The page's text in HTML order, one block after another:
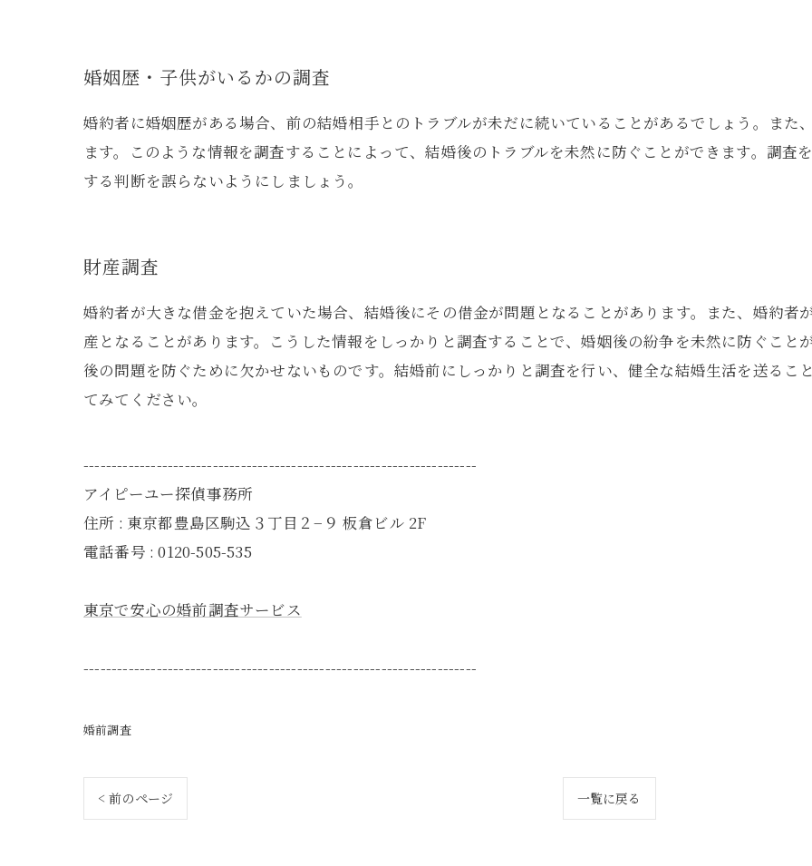
婚姻歴・子供がいるかの調査
婚約者に婚姻歴がある場合、前の結婚相手とのトラブルが未だに続いていることがあるでしょう。また
ます。このような情報を調査することによって、結婚後のトラブルを未然に防ぐことができます。調査
する判断を誤らないようにしましょう。
財産調査
婚約者が大きな借金を抱えていた場合、結婚後にその借金が問題となることがあります。また、婚約者
産となることがあります。こうした情報をしっかりと調査することで、婚姻後の紛争を未然に防ぐこと
後の問題を防ぐために欠かせないものです。結婚前にしっかりと調査を行い、健全な結婚生活を送るこ
てみてください。
----------------------------------------------------------------------
アイピーユー探偵事務所
住所 : 東京都豊島区駒込３丁目２−９ 板倉ビル 2F
電話番号 : 0120-505-535
東京で安心の婚前調査サービス
----------------------------------------------------------------------
婚前調査
< 前のページ 一覧に戻る